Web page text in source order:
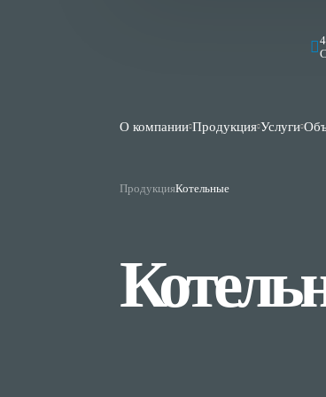
О компании Продукция Услуги
ПродукцияКотельные